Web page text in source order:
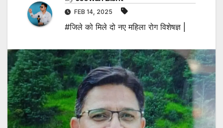
FEB 14, 2025
#जिले को मिले दो नए महिला रोग विशेषज्ञ |